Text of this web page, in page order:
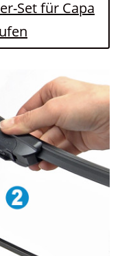
Set für Capa